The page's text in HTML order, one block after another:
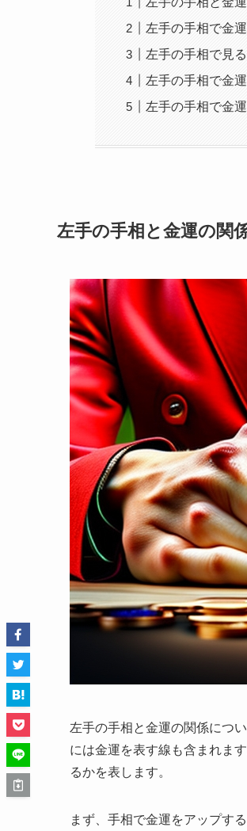
左手の手相で金
左手の手相で見
左手の手相で金
左手の手相で金
左手の手相と金運の関
左手の手相と金運の関係につ
には金運を表す線も含まれま
るかを表します。
まず、手相で金運をアップす